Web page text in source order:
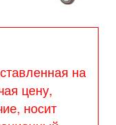
на
цену,
носит